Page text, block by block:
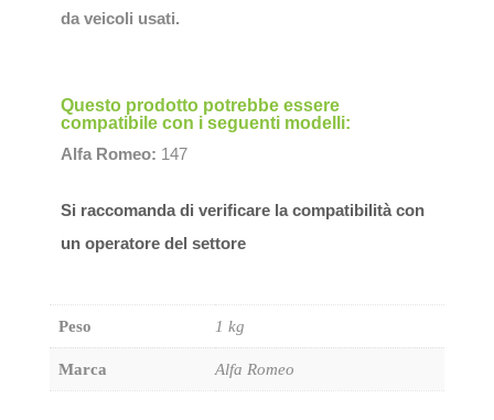
da veicoli usati.
Questo prodotto potrebbe essere
compatibile con i seguenti modelli:
Alfa Romeo: 147
Si raccomanda di verificare la compatibilità con
un operatore del settore
Peso 1 kg
Marca Alfa Romeo